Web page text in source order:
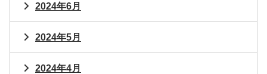
2024年6月
2024年5月
2024年4月